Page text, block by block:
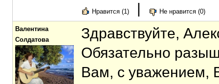
Нравится (1) Не нравится (0)
Валентина
Солдатова
Здравствуйте,
Обязательно
Вам, с уважением,